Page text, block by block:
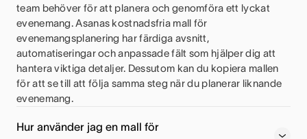
team behöver för att planera och genomföra ett lyckat
evenemang. Asanas kostnadsfria mall för
evenemangsplanering har färdiga avsnitt,
automatiseringar och anpassade fält som hjälper dig att
hantera viktiga detaljer. Dessutom kan du kopiera mallen
för att se till att följa samma steg när du planerar liknande
evenemang.
Hur använder jag en mall för